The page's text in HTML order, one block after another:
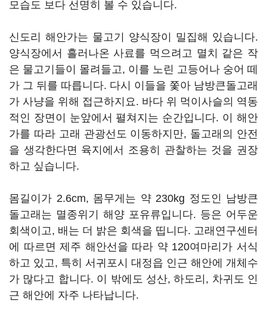
모습도 보다 선명히 볼 수 있습니다.
신도리 해안가는 물고기 양식장이 밀집해 있습니다.
양식장에서 흘러나온 사료를 먹으려고 멸치 같은 작
은 물고기들이 몰려들고, 이를 노린 고등어나 숭어 떼
가 그 뒤를 따릅니다. 다시 이들을 쫓아 남방큰돌고래
가 사냥을 위해 접근하지요. 바다 위 먹이사슬의 역동
적인 장면이 눈앞에서 펼쳐지는 순간입니다. 이 해안
가를 따라 고래 관광선도 이동하지만, 돌고래의 안전
을 생각한다면 육지에서 조용히 관찰하는 것을 권장
하고 싶습니다.
몸길이가 2.6cm, 몸무게는 약 230kg 정도인 남방큰
돌고래는 멸종위기 해양 포유류입니다. 등은 어두운
회색이고, 배는 더 밝은 회색을 띱니다. 고래연구센터
에 따르면 제주 해안선을 따라 약 120여마리가 서식
하고 있고, 특히 서귀포시 대정읍 인근 해안에 개체수
가 많다고 합니다. 이 밖에도 성산, 하도리, 차귀도 인
근 해안에 자주 나타납니다.